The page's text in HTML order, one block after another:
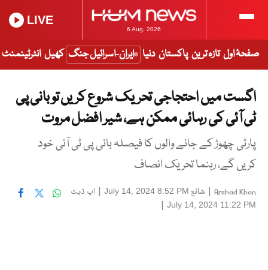
6 Aug, 2026
LIVE
صفحۂ اول تازہ ترین پاکستان دنیا ایران-اسرائیل جنگ کھیل انٹرٹینمنٹ
اگست میں احتجاجی تحریک شروع کریں تو بانی پی
ٹی آئی کی رہائی ممکن ہے، شیر افضل مروت
پارٹی چھوڑ کے جانے والوں کا فیصلہ بانی پی ٹی آئی خود
کریں گے، رہنما تحریک انصاف
Arshad Khan
| شائع July 14, 2024 8:52 PM
| اپ ڈیٹ
July 14, 2024 11:22 PM
|